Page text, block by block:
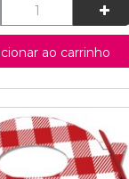
ao carrinho